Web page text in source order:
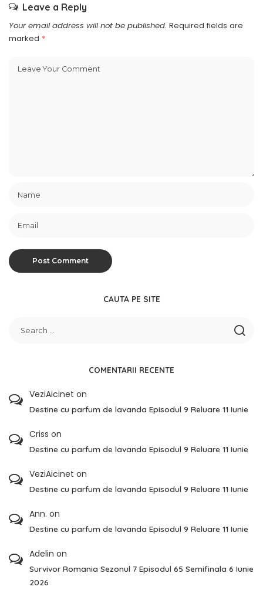
Leave a Reply
Your email address will not be published. Required fields are
marked *
CAUTA PE SITE
COMENTARII RECENTE
VeziAicinet on
Destine cu parfum de lavanda Episodul 9 Reluare 11 Iunie
Criss on
Destine cu parfum de lavanda Episodul 9 Reluare 11 Iunie
VeziAicinet on
Destine cu parfum de lavanda Episodul 9 Reluare 11 Iunie
Ann. on
Destine cu parfum de lavanda Episodul 9 Reluare 11 Iunie
Adelin on
Survivor Romania Sezonul 7 Episodul 65 Semifinala 6 Iunie
2026